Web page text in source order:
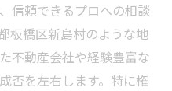
信頼できるプロへの相談
板橋区新島村のような地
不動産会社や経験豊富な
否を左右します。特に権